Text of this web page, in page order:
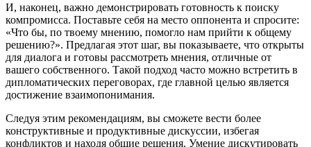
И, наконец, важно демонстрировать готовность к поиску
компромисса. Поставьте себя на место оппонента и спросите:
«Что бы, по твоему мнению, помогло нам прийти к общему
решению?». Предлагая этот шаг, вы показываете, что открыты
для диалога и готовы рассмотреть мнения, отличные от
вашего собственного. Такой подход часто можно встретить в
дипломатических переговорах, где главной целью является
достижение взаимопонимания.
Следуя этим рекомендациям, вы сможете вести более
конструктивные и продуктивные дискуссии, избегая
конфликтов и находя общие решения. Умение дискутировать